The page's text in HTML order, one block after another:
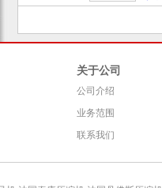
关于公司
公司介绍
业务范围
联系我们